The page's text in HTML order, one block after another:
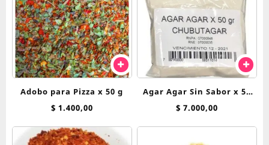
Adobo para Pizza x 50 g
$ 1.400,00
Agar Agar Sin Sabor x 50
grs
$ 7.000,00